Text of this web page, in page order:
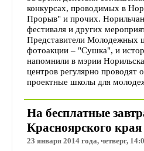
конкурсах, проводимых в
Прорыв" и прочих.
фестиваля и других
Представители Молодежных
фотоакции – "Сушка", и
напомнили в мэрии
центров регулярно проводят
проектные школы для
На бесплатные
Красноярского
23 января 2014 года, четверг,